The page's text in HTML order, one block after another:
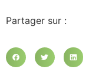
Partager sur :